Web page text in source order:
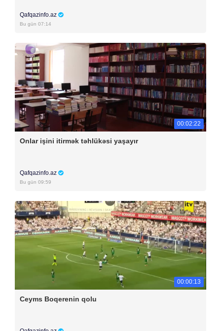
Qafqazinfo.az
Bu gün 07:14
00:02:22
Onlar işini itirmək təhlükəsi yaşayır
Qafqazinfo.az
Bu gün 09:59
00:00:13
Ceyms Boqerenin qolu